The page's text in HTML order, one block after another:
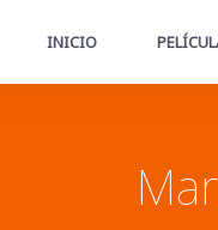
INICIO